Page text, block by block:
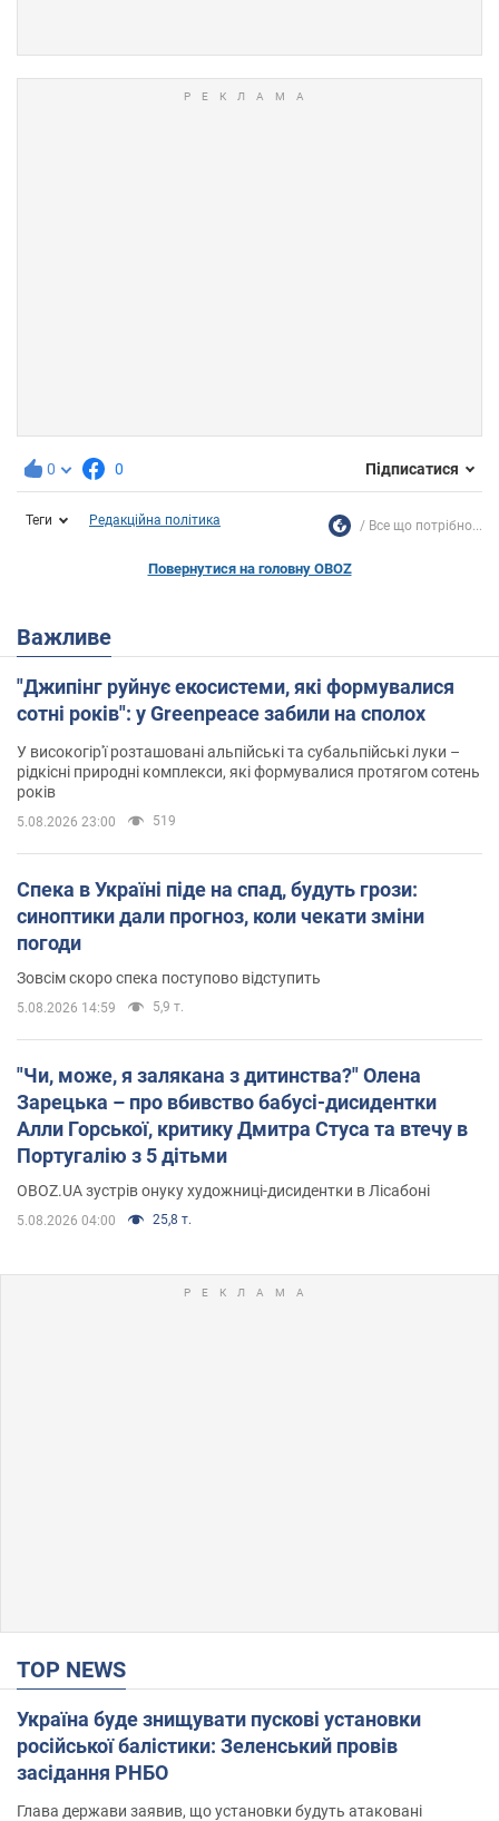
0 0 Підписатися
Теги Редакційна політика Все що потрібно...
Повернутися на головну OBOZ
Важливе
"Джипінг руйнує екосистеми, які формувалися
сотні років": у Greenpeace забили на сполох
У високогір'ї розташовані альпійські та субальпійські луки –
рідкісні природні комплекси, які формувалися протягом сотень
років
5.08.2026 23:00 519
Спека в Україні піде на спад, будуть грози:
синоптики дали прогноз, коли чекати зміни
погоди
Зовсім скоро спека поступово відступить
5.08.2026 14:59 5,9 т.
"Чи, може, я залякана з дитинства?" Олена
Зарецька – про вбивство бабусі-дисидентки
Алли Горської, критику Дмитра Стуса та втечу в
Португалію з 5 дітьми
OBOZ.UA зустрів онуку художниці-дисидентки в Лісабоні
5.08.2026 04:00 25,8 т.
TOP NEWS
Україна буде знищувати пускові установки
російської балістики: Зеленський провів
засідання РНБО
Глава держави заявив, що установки будуть атаковані